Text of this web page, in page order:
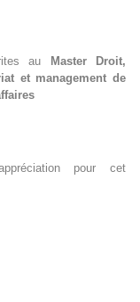
au Master Droit,
et management de
pour cet